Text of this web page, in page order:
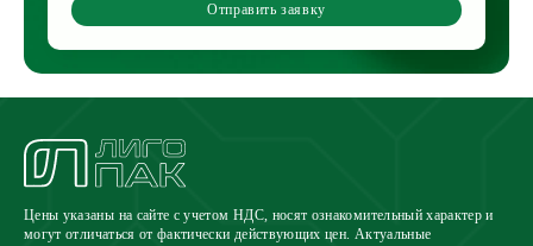
Отправить заявку
Цены указаны на сайте с учетом НДС, носят ознакомительный характер и
могут отличаться от фактически действующих цен. Актуальные